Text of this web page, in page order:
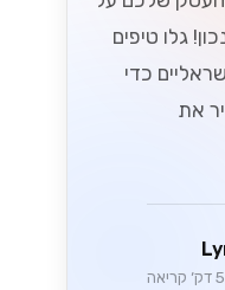
גלו טיפים
כדי
את